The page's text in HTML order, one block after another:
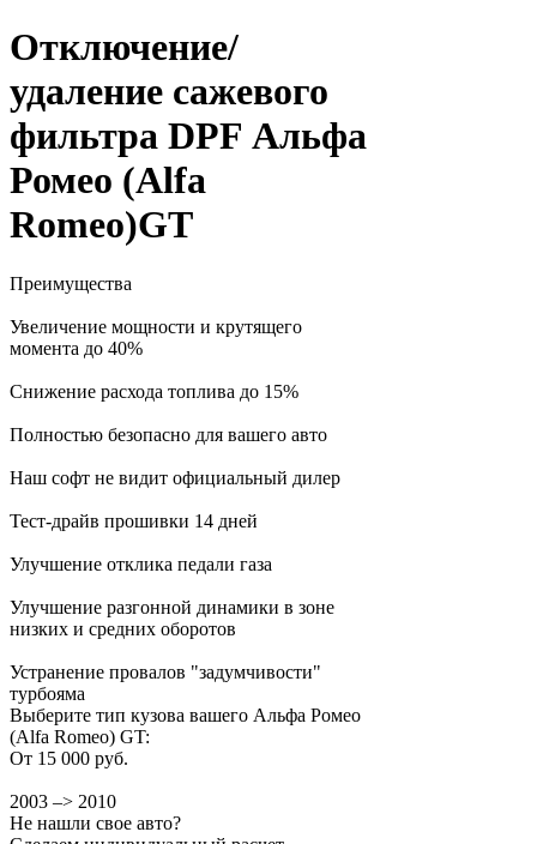
Отключение/
удаление сажевого
фильтра DPF Альфа
Ромео (Alfa
Romeo)GT
Преимущества
Увеличение мощности и крутящего
момента до 40%
Снижение расхода топлива до 15%
Полностью безопасно для вашего авто
Наш софт не видит официальный дилер
Тест-драйв прошивки 14 дней
Улучшение отклика педали газа
Улучшение разгонной динамики в зоне
низких и средних оборотов
Устранение провалов "задумчивости"
турбояма
Выберите тип кузова вашего Альфа Ромео
(Alfa Romeo) GT:
От 15 000 руб.
2003 –> 2010
Не нашли свое авто?